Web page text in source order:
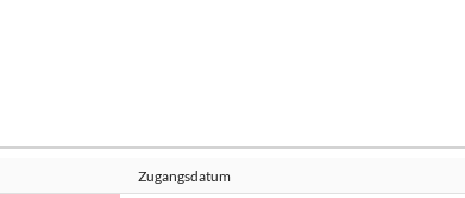
Zugangsdatum